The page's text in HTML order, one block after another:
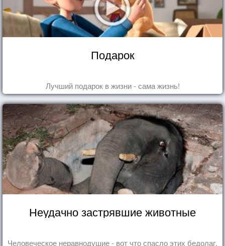
Подарок
Лучший подарок в жизни - сама жизнь!
Неудачно застрявшие животные
Человеческое неравнодушие - вот что спасло этих бедолаг.